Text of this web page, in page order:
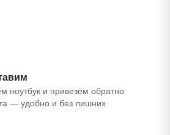
ноутбук и привезём обратно
— удобно и без лишних